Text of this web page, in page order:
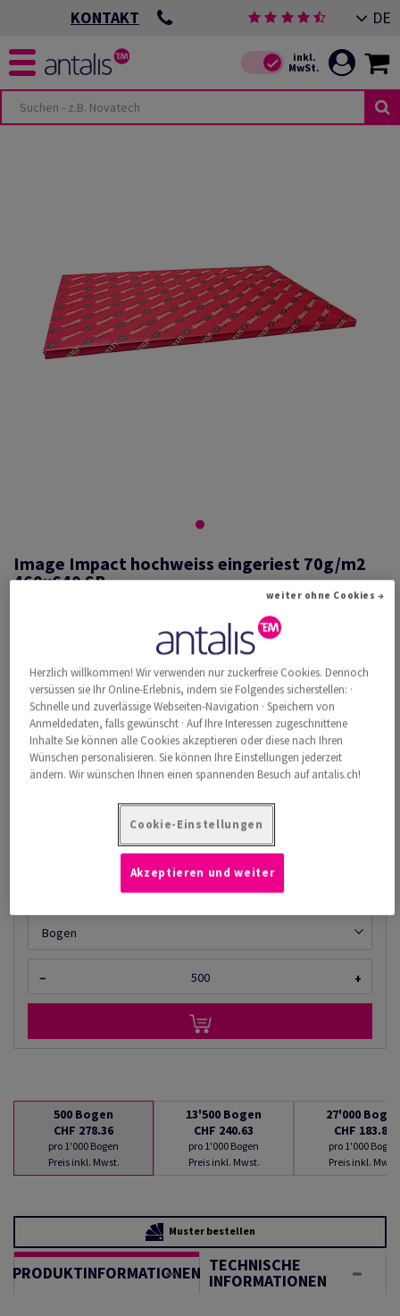
KONTAKT DE
Image Impact hochweiss eingeriest 70g/m2
460x640 SB
Image, Impact, hochweiss, holzfrei ECF, 70g/m2, 460mm x 640mm, SB,
Paket zu 500 Bogen/Blatt, FSC Mix Credit
Weitere Produktinformationen
Produkt weiterempfehlen
Katalogpreis inkl. MwSt.
LIEFERBAR AB 08/08/2026
Bogen
− +
500 Bogen
CHF 278.36
pro 1'000 Bogen
Preis inkl. Mwst.
13'500 Bogen
CHF 240.63
pro 1'000 Bogen
Preis inkl. Mwst.
27'000
CHF 183.88
pro 1'000 Bogen
Preis inkl. Mwst.
Muster bestellen
PRODUKTINFORMATIONEN TECHNISCHE
INFORMATIONEN
Herzlich willkommen! Wir verwenden nur zuckerfreie Cookies. Dennoch
versüssen sie Ihr Online-Erlebnis, indem sie Folgendes sicherstellen: ·
Schnelle und zuverlässige Webseiten-Navigation · Speichern von
Anmeldedaten, falls gewünscht · Auf Ihre Interessen zugeschnittene
Inhalte Sie können alle Cookies akzeptieren oder diese nach Ihren
Wünschen personalisieren. Sie können Ihre Einstellungen jederzeit
ändern. Wir wünschen Ihnen einen spannenden Besuch auf antalis.ch!
Cookie-Einstellungen
weiter ohne Cookies →
Akzeptieren und weiter